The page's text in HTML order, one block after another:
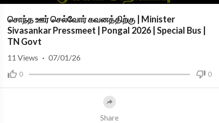
சொந்த ஊர் செல்வோர் கவனத்திற்கு | Minister
Sivasankar Pressmeet | Pongal 2026 | Special Bus |
TN Govt
0 0
11 Views · 07/01/26
Share